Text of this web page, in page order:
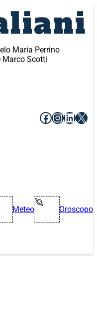
Maria Perrino
Marco Scotti
Facebook
X
Meteo Oroscopo